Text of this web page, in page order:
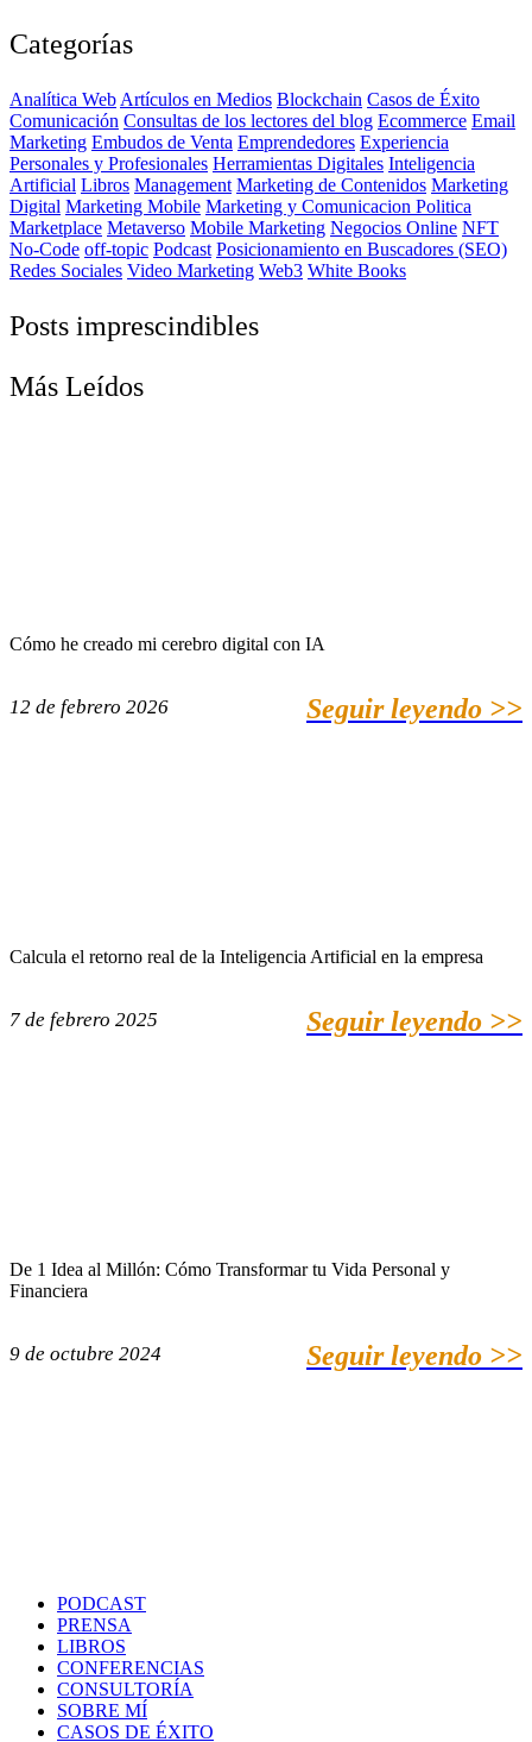
Categorías
Analítica Web Artículos en Medios Blockchain Casos de Éxito
Comunicación Consultas de los lectores del blog Ecommerce Email
Marketing Embudos de Venta Emprendedores Experiencia
Personales y Profesionales Herramientas Digitales Inteligencia
Artificial Libros Management Marketing de Contenidos Marketing
Digital Marketing Mobile Marketing y Comunicacion Politica
Marketplace Metaverso Mobile Marketing Negocios Online NFT
No-Code off-topic Podcast Posicionamiento en Buscadores (SEO)
Redes Sociales Video Marketing Web3 White Books
Posts imprescindibles
Más Leídos
Cómo he creado mi cerebro digital con IA
12 de febrero 2026 Seguir leyendo >>
Calcula el retorno real de la Inteligencia Artificial en la empresa
7 de febrero 2025 Seguir leyendo >>
De 1 Idea al Millón: Cómo Transformar tu Vida Personal y
Financiera
9 de octubre 2024 Seguir leyendo >>
PODCAST
PRENSA
LIBROS
CONFERENCIAS
CONSULTORÍA
SOBRE MÍ
CASOS DE ÉXITO